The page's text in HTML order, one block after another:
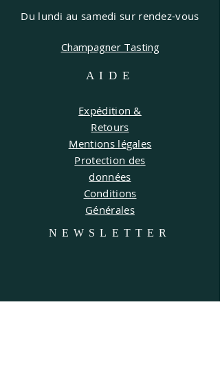
Du lundi au samedi sur rendez-vous
Champagner Tasting
AIDE
Expédition &
Retours
Mentions légales
Protection des
données
Conditions
Générales
NEWSLETTER